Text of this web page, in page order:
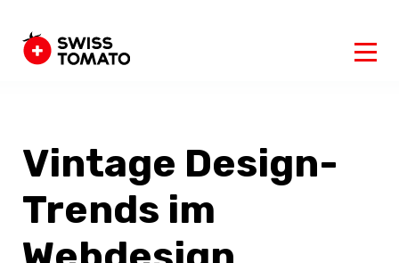
Vintage Design-
Trends im